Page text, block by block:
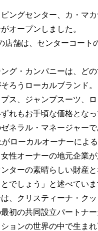
ングセンター、カ・マ
オープンしました。
店舗は、センターコー
グ・カンパニーは、ど
ろうローカルブランド。
ス、ジャンプスーツ、
れもお手頃な価格となっ
ネラル・マネージャー
がローカルオーナーによ
性オーナーの地元企業
ターの素晴らしい財産
でしょう」と述べていま
、クリスティーナ・ク
初の共同設立パートナ
ョンの世界の中で生まれ